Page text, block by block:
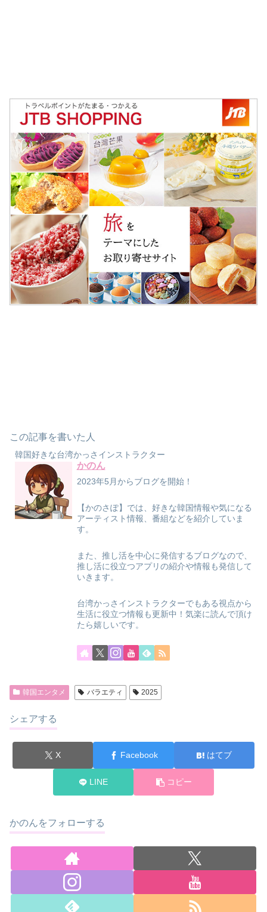
この記事を書いた人
韓国好きな台湾かっさインストラクター
かのん
2023年5月からブログを開始！
【かのさぽ】では、好きな韓国情報や気になる
アーティスト情報、番組などを紹介していま
す。
また、推し活を中心に発信するブログなので、
推し活に役立つアプリの紹介や情報も発信して
いきます。
台湾かっさインストラクターでもある視点から
生活に役立つ情報も更新中！気楽に読んで頂け
たら嬉しいです。
韓国エンタメ バラエティ 2025
シェアする
X Facebook はてブ
LINE コピー
かのんをフォローする